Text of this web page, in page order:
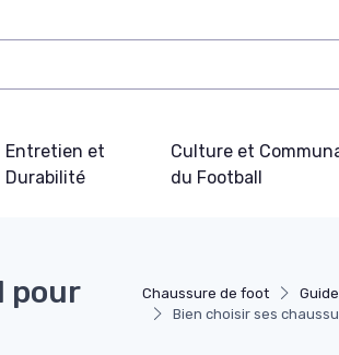
Entretien et
Durabilité
Culture et
du Football
Chaussure de foot
Bien choisir ses
pour